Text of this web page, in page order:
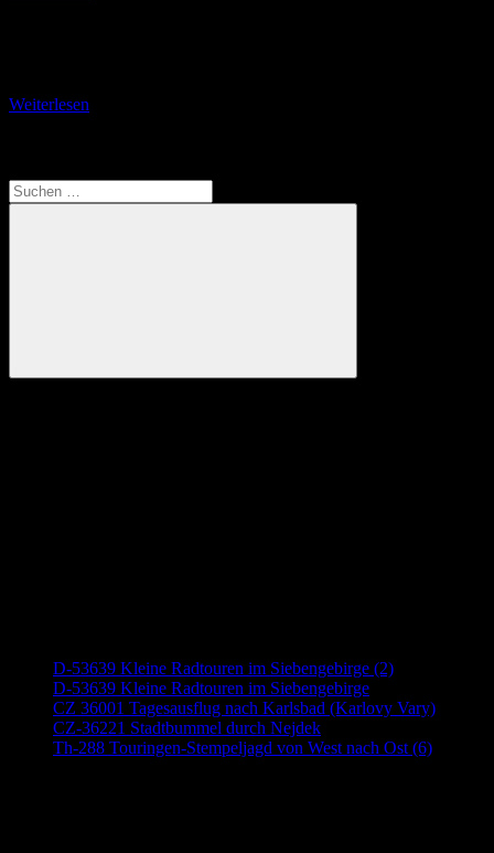
Weiterlesen
Suchen
nach:
Suchen
D-53639 Kleine Radtouren im Siebengebirge (2)
D-53639 Kleine Radtouren im Siebengebirge
CZ 36001 Tagesausflug nach Karlsbad (Karlovy Vary)
CZ-36221 Stadtbummel durch Nejdek
Th-288 Touringen-Stempeljagd von West nach Ost (6)